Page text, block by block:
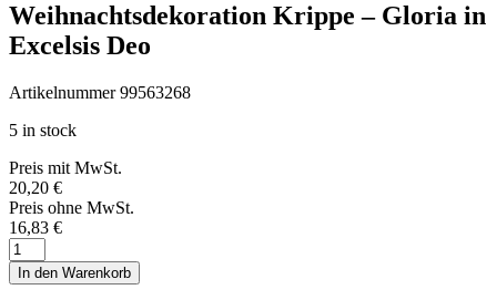
Weihnachtsdekoration Krippe – Gloria in
Excelsis Deo
Artikelnummer 99563268
5 in stock
Preis mit MwSt.
20,20 €
Preis ohne MwSt.
16,83 €
In den Warenkorb